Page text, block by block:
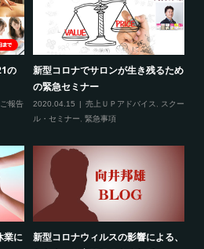
来
緊急事
3月の限定メニュー技術講習の内容
2020.02.20 スクール・セミナー
月） 線維筋痛症という病気について